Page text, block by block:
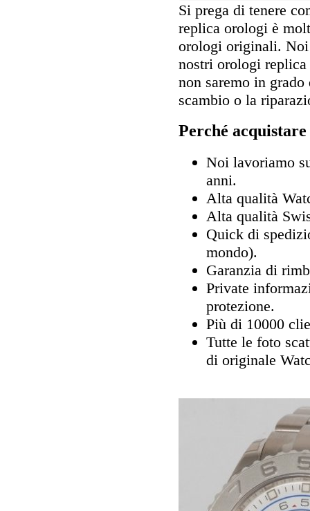
Si prega di tenere
replica orologi è
orologi originali. Noi
nostri orologi
non saremo in
scambio o la
Perché
Noi lavoriamo
anni.
Alta qualità
Alta qualità
Quick di
mondo).
Garanzia di
Private
protezione.
Più di 10000
Tutte le foto
di originale